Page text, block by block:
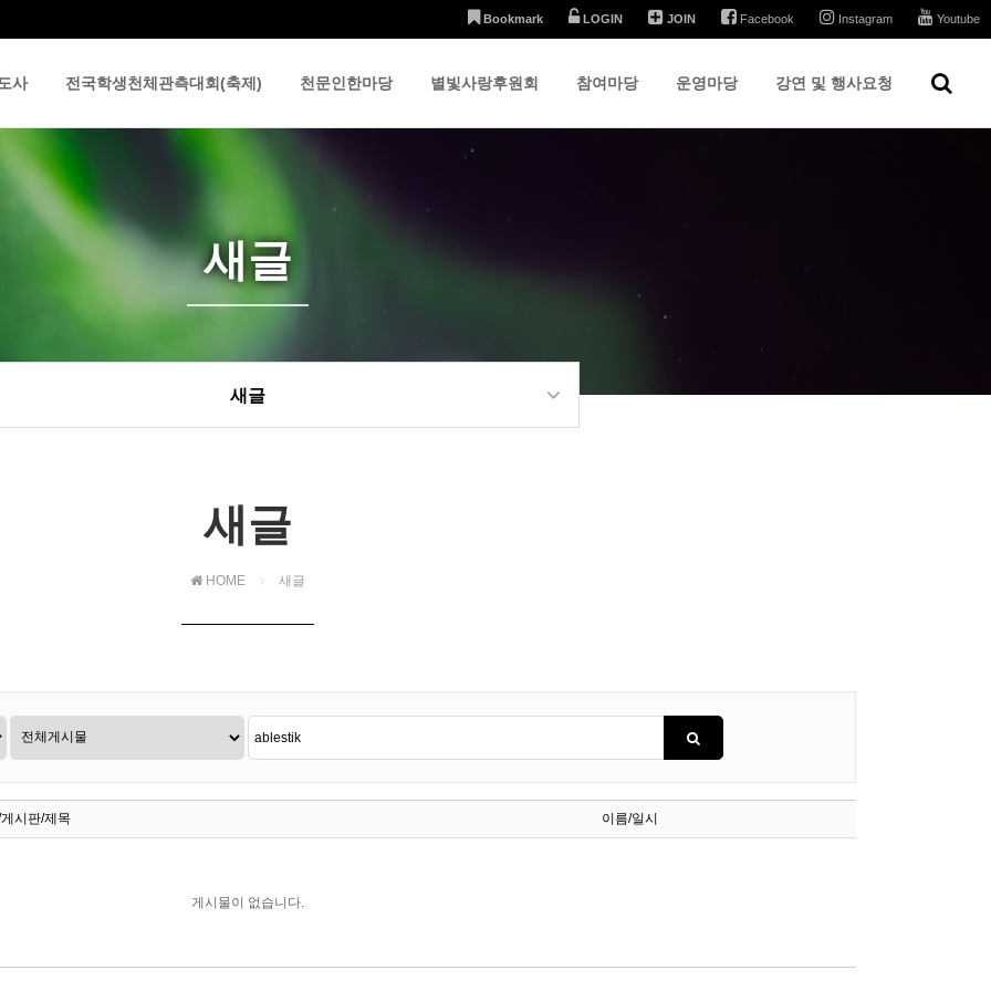
Bookmark LOGIN JOIN Facebook Instagram Youtube
사 전국학생천체관측대회(축제) 천문인한마당 별빛사랑후원회 참여마당 운영마당 강연 및 행사요청
새글
새글
새글
HOME 새글
시판/제목 이름/일시
게시물이 없습니다.